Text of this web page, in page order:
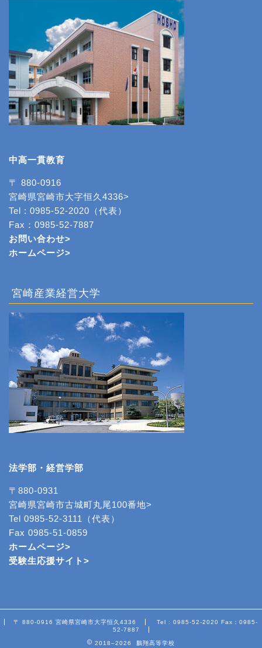
中高一貫教育
〒 880-0916
宮崎県宮崎市大字恒久4336>
Tel : 0985-52-2020（代表）
Fax：0985-52-7887
お問い合わせ>
ホームページ>
宮崎産業経営大学
法学部・経営学部
〒880-0931
宮崎県宮崎市古城町丸尾100番地>
Tel 0985-52-3111（代表）
Fax 0985-51-0859
ホームページ>
受験生応援サイト>
〒 880-0916 宮崎県宮崎市大字恒久4336
Tel : 0985-52-2020 Fax：0985-
52-7887
2018–2026 鵬翔高等学校